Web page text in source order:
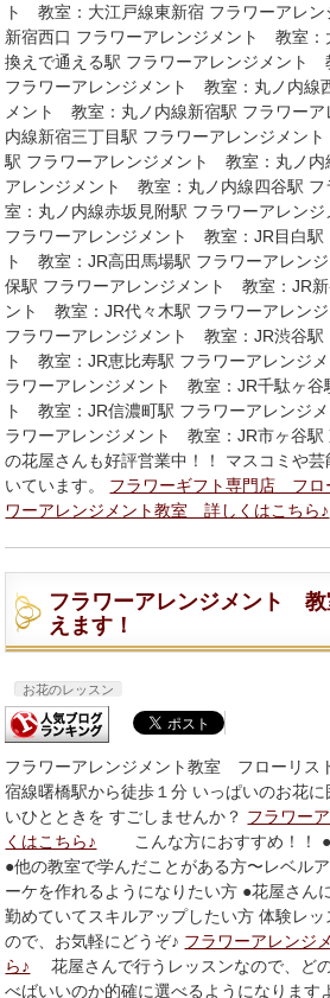
ト 教室：大江戸線東新宿 フラワーアレ
新宿西口 フラワーアレンジメント 教室：
換えで通える駅 フラワーアレンジメント
フラワーアレンジメント 教室：丸ノ内線
メント 教室：丸ノ内線新宿駅 フラワー
内線新宿三丁目駅 フラワーアレンジメン
駅 フラワーアレンジメント 教室：丸ノ内
アレンジメント 教室：丸ノ内線四谷駅
室：丸ノ内線赤坂見附駅 フラワーアレン
フラワーアレンジメント 教室：JR目白駅
ト 教室：JR高田馬場駅 フラワーアレン
保駅 フラワーアレンジメント 教室：JR
ント 教室：JR代々木駅 フラワーアレン
フラワーアレンジメント 教室：JR渋谷駅
ト 教室：JR恵比寿駅 フラワーアレンジ
ラワーアレンジメント 教室：JR千駄ヶ谷
ト 教室：JR信濃町駅 フラワーアレンジ
ラワーアレンジメント 教室：JR市ヶ谷駅
の花屋さんも好評営業中！！ マスコミや
いています。 フラワーギフト専門店 フ
ワーアレンジメント教室 詳しくはこちら♪
フラワーアレンジメント
えます！
お花のレッスン
フラワーアレンジメント教室 フローリ
宿線曙橋駅から徒歩１分 いっぱいのお花
いひとときを すごしませんか？ フラワー
くはこちら♪ こんな方におすすめ！！ ●
●他の教室で学んだことがある方〜レベル
ーケを作れるようになりたい方 ●花屋さん
勤めていてスキルアップしたい方 体験レ
ので、お気軽にどうぞ♪ フラワーアレンジ
ら♪ 花屋さんで行うレッスンなので、ど
べばいいのか的確に選べるようになります